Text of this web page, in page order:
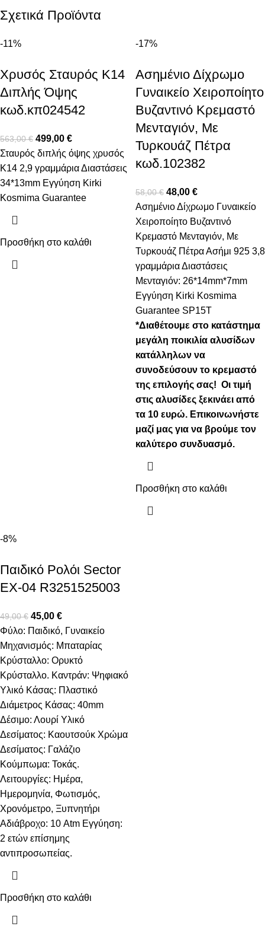
Σχετικά Προϊόντα
-11%
Χρυσός Σταυρός Κ14
Διπλής Όψης
κωδ.κπ024542
563,00€ 499,00 €
Σταυρός διπλής όψης χρυσός
Κ14 2,9 γραμμάρια Διαστάσεις
34*13mm Εγγύηση Kirki
Kosmima Guarantee
Προσθήκη στο καλάθι
-17%
Ασημένιο Δίχρωμο
Γυναικείο Χειροποίητο
Βυζαντινό Κρεμαστό
Μενταγιόν, Με
Τυρκουάζ Πέτρα
κωδ.102382
58,00€ 48,00 €
Ασημένιο Δίχρωμο Γυναικείο
Χειροποίητο Βυζαντινό
Κρεμαστό Μενταγιόν, Με
Τυρκουάζ Πέτρα Ασήμι 925 3,8
γραμμάρια Διαστάσεις
Μενταγιόν: 26*14mm*7mm
Εγγύηση Kirki Kosmima
Guarantee SP15T
*Διαθέτουμε στο κατάστημα
μεγάλη ποικιλία αλυσίδων
κατάλληλων να
συνοδεύσουν το κρεμαστό
της επιλογής σας! Οι τιμή
στις αλυσίδες ξεκινάει από
τα 10 ευρώ. Επικοινωνήστε
μαζί μας για να βρούμε τον
καλύτερο συνδυασμό.
Προσθήκη στο καλάθι
-8%
Παιδικό Ρολόι Sector
EX-04 R3251525003
49,00€ 45,00 €
Φύλο: Παιδικό, Γυναικείο
Μηχανισμός: Μπαταρίας
Κρύσταλλο: Ορυκτό
Κρύσταλλο. Καντράν: Ψηφιακό
Υλικό Κάσας: Πλαστικό
Διάμετρος Κάσας: 40mm
Δέσιμο: Λουρί Υλικό
Δεσίματος: Καουτσούκ Χρώμα
Δεσίματος: Γαλάζιο
Κούμπωμα: Τοκάς.
Λειτουργίες: Ημέρα,
Ημερομηνία, Φωτισμός,
Χρονόμετρο, Ξυπνητήρι
Αδιάβροχο: 10 Atm Εγγύηση:
2 ετών επίσημης
αντιπροσωπείας.
Προσθήκη στο καλάθι